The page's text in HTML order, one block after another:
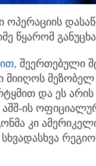
ოპერაციის
წყარომ
, შეერთებული
მიიღოს
და ეს
ის
კი